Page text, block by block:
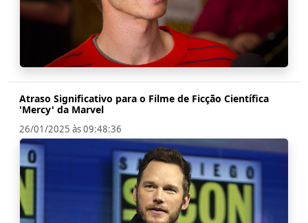
Atraso Significativo para o Filme de Ficção Científica
'Mercy' da Marvel
26/01/2025 às 09:48:36